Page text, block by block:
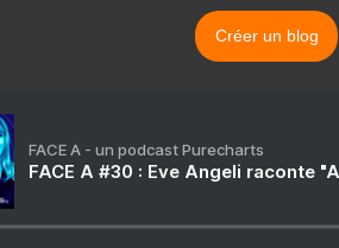
Créer un blog
FACE A - un podcast Purecharts
FACE A #30 : Eve Angeli raconte